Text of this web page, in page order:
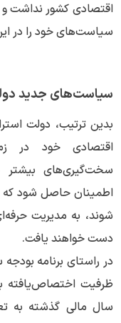
اقتصادی کشور نداشت و
سیاست‌های خود را در
سیاست‌های جدید
بدین ترتیب، دولت
اقتصادی خود در
سخت‌گیری‌های بیشتر
اطمینان حاصل شود که
شوند، به مدیریت
دست خواهند یافت.
در راستای برنامه